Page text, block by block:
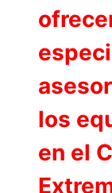
los
en el